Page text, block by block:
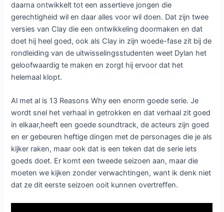
daarna ontwikkelt tot een assertieve jongen die
gerechtigheid wil en daar alles voor wil doen. Dat zijn twee
versies van Clay die een ontwikkeling doormaken en dat
doet hij heel goed, ook als Clay in zijn woede-fase zit bij de
rondleiding van de uitwisselingsstudenten weet Dylan het
geloofwaardig te maken en zorgt hij ervoor dat het
helemaal klopt.
Al met al is 13 Reasons Why een enorm goede serie. Je
wordt snel het verhaal in getrokken en dat verhaal zit goed
in elkaar,heeft een goede soundtrack, de acteurs zijn goed
en er gebeuren heftige dingen met de personages die je als
kijker raken, maar ook dat is een teken dat de serie iets
goeds doet. Er komt een tweede seizoen aan, maar die
moeten we kijken zonder verwachtingen, want ik denk niet
dat ze dit eerste seizoen ooit kunnen overtreffen.